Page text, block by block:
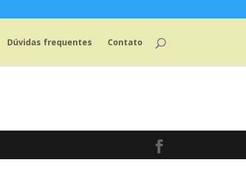
Dúvidas frequentes Contato